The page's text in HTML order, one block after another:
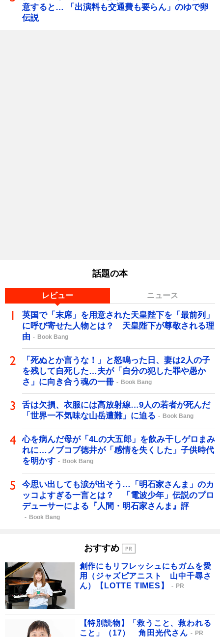
意すると… 「出演料も交通費も要らん」のゆで卵
伝説
話題の本
レビュー ニュース
英国で「末席」を用意された天皇陛下を「最前列」
に呼び寄せた人物とは？ 天皇陛下が尊敬される理
由
Book Bang
「死ぬとか言うな！」と怒鳴った日、妻は2人の子
を残して自死した…夫が「自分の犯した罪や愚か
さ」に向き合う魂の一冊
Book Bang
舌は欠損、衣服には高放射線…9人の若者が死んだ
「世界一不気味な山岳遭難」に迫る
Book Bang
心を病んだ母が「4Lの大五郎」を飲み干しゲロまみ
れに…ノブコブ徳井が「感情を失くした」子供時代
を明かす
Book Bang
今思い出しても涙が出そう…「明石家さんま」のカ
ッコよすぎる一言とは？ 「電波少年」伝説のプロ
デューサーによる『人間・明石家さんま』評
Book Bang
おすすめ
創作にもリフレッシュにもガムを愛
用（ジャズピアニスト 山中千尋さ
ん）【LOTTE TIMES】
PR
【特別読物】「救うこと、救われる
こと」（17） 角田光代さん
PR